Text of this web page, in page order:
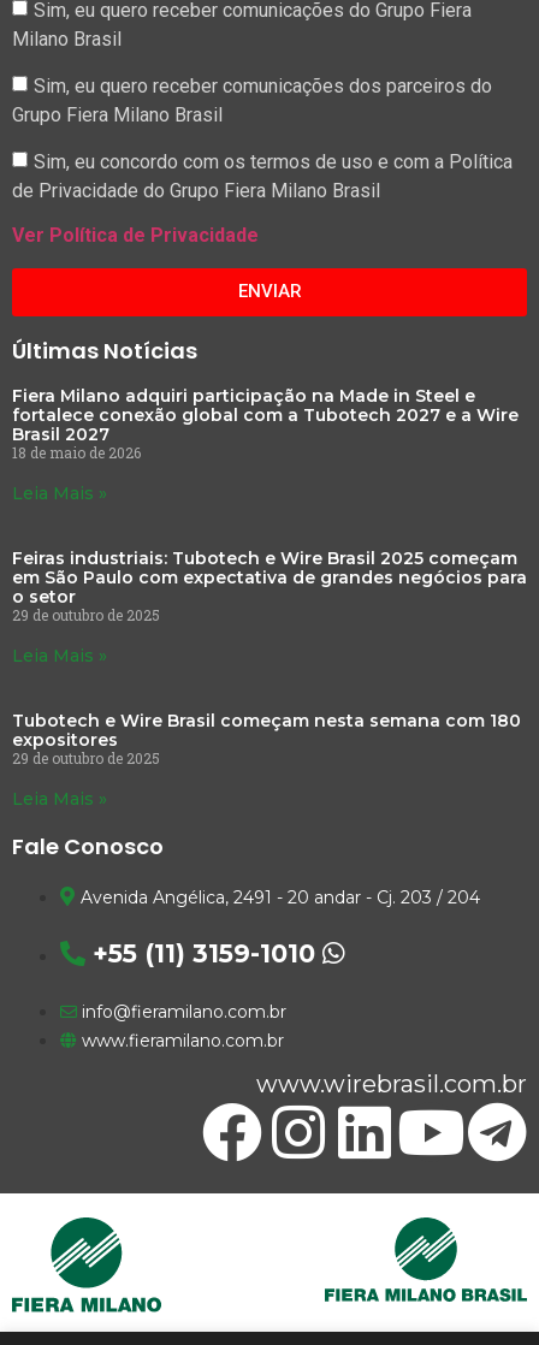
Sim, eu quero receber comunicações do Grupo Fiera
Milano Brasil
Sim, eu quero receber comunicações dos parceiros do
Grupo Fiera Milano Brasil
Sim, eu concordo com os termos de uso e com a Política
de Privacidade do Grupo Fiera Milano Brasil
Ver Política de Privacidade
ENVIAR
Últimas Notícias
Fiera Milano adquiri participação na Made in Steel e
fortalece conexão global com a Tubotech 2027 e a Wire
Brasil 2027
18 de maio de 2026
Leia Mais »
Feiras industriais: Tubotech e Wire Brasil 2025 começam
em São Paulo com expectativa de grandes negócios para
o setor
29 de outubro de 2025
Leia Mais »
Tubotech e Wire Brasil começam nesta semana com 180
expositores
29 de outubro de 2025
Leia Mais »
Fale Conosco
Avenida Angélica, 2491 - 20 andar - Cj. 203 / 204
+55 (11) 3159-1010
info@fieramilano.com.br
www.fieramilano.com.br
www.wirebrasil.com.br